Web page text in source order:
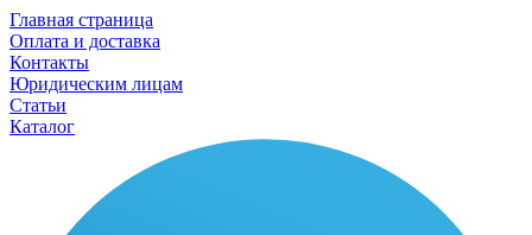
Главная страница
Оплата и доставка
Контакты
Юридическим лицам
Статьи
Каталог